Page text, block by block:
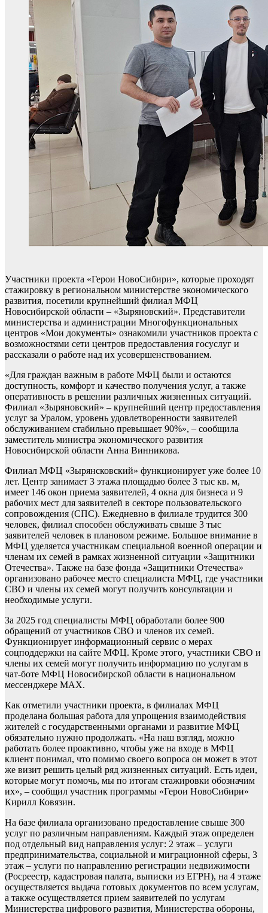
Участники проекта «Герои НовоСибири», которые проходят
стажировку в региональном министерстве экономического
развития, посетили крупнейший филиал МФЦ
Новосибирской области – «Зыряновский». Представители
министерства и администрации Многофункциональных
центров «Мои документы» ознакомили участников проекта с
возможностями сети центров предоставления госуслуг и
рассказали о работе над их усовершенствованием.
«Для граждан важным в работе МФЦ были и остаются
доступность, комфорт и качество получения услуг, а также
оперативность в решении различных жизненных ситуаций.
Филиал «Зыряновский» – крупнейший центр предоставления
услуг за Уралом, уровень удовлетворенности заявителей
обслуживанием стабильно превышает 90%», – сообщила
заместитель министра экономического развития
Новосибирской области Анна Винникова.
Филиал МФЦ «Зырянсковский» функционирует уже более 10
лет. Центр занимает 3 этажа площадью более 3 тыс кв. м,
имеет 146 окон приема заявителей, 4 окна для бизнеса и 9
рабочих мест для заявителей в секторе пользовательского
сопровождения (СПС). Ежедневно в филиале трудится 300
человек, филиал способен обслуживать свыше 3 тыс
заявителей человек в плановом режиме. Большое внимание в
МФЦ уделяется участникам специальной военной операции и
членам их семей в рамках жизненной ситуации «Защитники
Отечества». Также на базе фонда «Защитники Отечества»
организовано рабочее место специалиста МФЦ, где участники
СВО и члены их семей могут получить консультации и
необходимые услуги.
За 2025 год специалисты МФЦ обработали более 900
обращений от участников СВО и членов их семей.
Функционирует информационный сервис о мерах
соцподдержки на сайте МФЦ. Кроме этого, участники СВО и
члены их семей могут получить информацию по услугам в
чат-боте МФЦ Новосибирской области в национальном
мессенджере MAX.
Как отметили участники проекта, в филиалах МФЦ
проделана большая работа для упрощения взаимодействия
жителей с государственными органами и развитие МФЦ
обязательно нужно продолжать. «На наш взгляд, можно
работать более проактивно, чтобы уже на входе в МФЦ
клиент понимал, что помимо своего вопроса он может в этот
же визит решить целый ряд жизненных ситуаций. Есть идеи,
которые могут помочь, мы по итогам стажировки обозначим
их», – сообщил участник программы «Герои НовоСибири»
Кирилл Ковязин.
На базе филиала организовано предоставление свыше 300
услуг по различным направлениям. Каждый этаж определен
под отдельный вид направления услуг: 2 этаж – услуги
предпринимательства, социальной и миграционной сферы, 3
этаж – услуги по направлению регистрации недвижимости
(Росреестр, кадастровая палата, выписки из ЕГРН), на 4 этаже
осуществляется выдача готовых документов по всем услугам,
а также осуществляется прием заявителей по услугам
Министерства цифрового развития, Министерства обороны,